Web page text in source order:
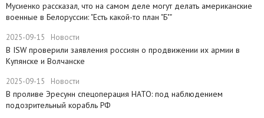
Мусиенко рассказал, что на самом деле могут делать американские
военные в Белоруссии: "Есть какой-то план "Б""
2025-09-15 Новости
В ISW проверили заявления россиян о продвижении их армии в
Купянске и Волчанске
2025-09-15 Новости
​В проливе Эресунн спецоперация НАТО: под наблюдением
подозрительный корабль РФ